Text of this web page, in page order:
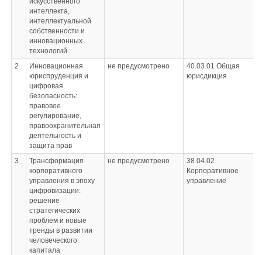
интеллекта,
интеллектуальной
собственности и
инновационных
технологий
2
Инновационная
юриспруденция и
цифровая
безопасность:
правовое
регулирование,
правоохранительная
деятельность и
защита прав
не предусмотрено 40.03.01 Общая
юрисдикция
3
Трансформация
корпоративного
управления в эпоху
цифровизации:
решение
стратегических
проблем и новые
тренды в развитии
человеческого
капитала
не предусмотрено
38.04.02
Корпоративное
управление